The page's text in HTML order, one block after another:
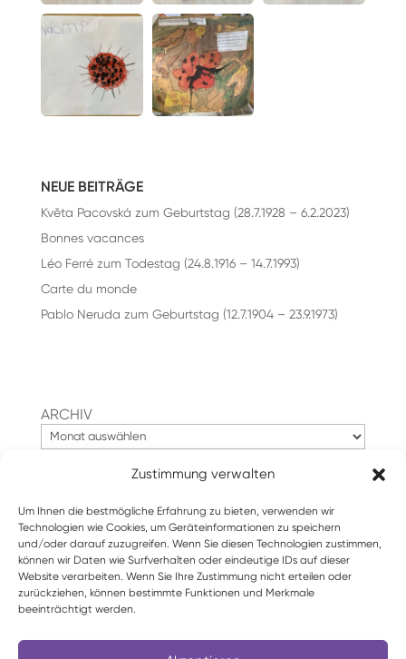
Zustimmung verwalten
Um Ihnen die bestmögliche Erfahrung zu bieten, verwenden wir
Technologien wie Cookies, um Geräteinformationen zu speichern
und/oder darauf zuzugreifen. Wenn Sie diesen Technologien zustimmen,
können wir Daten wie Surfverhalten oder eindeutige IDs auf dieser
Website verarbeiten. Wenn Sie Ihre Zustimmung nicht erteilen oder
zurückziehen, können bestimmte Funktionen und Merkmale
beeinträchtigt werden.
NEUE BEITRÄGE
Květa Pacovská zum Geburtstag (28.7.1928 – 6.2.2023)
Bonnes vacances
Léo Ferré zum Todestag (24.8.1916 – 14.7.1993)
Carte du monde
Pablo Neruda zum Geburtstag (12.7.1904 – 23.9.1973)
ARCHIV
Suchen